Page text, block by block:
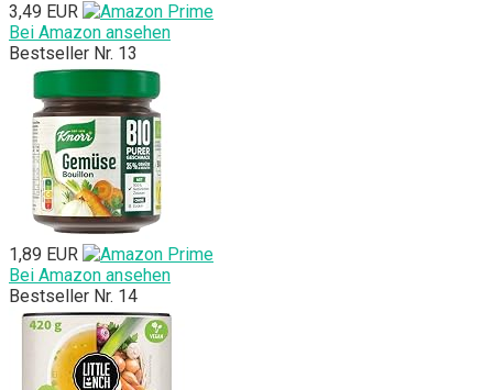
3,49 EUR
Bei Amazon ansehen
Bestseller Nr. 13
1,89 EUR
Bei Amazon ansehen
Bestseller Nr. 14